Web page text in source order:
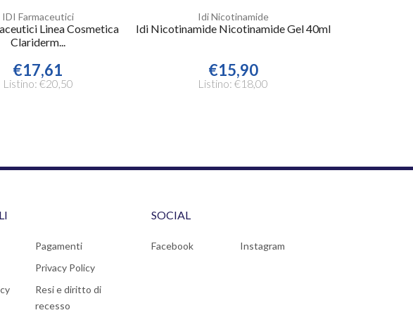
IDI Farmaceutici
Linea Cosmetica
Clariderm...
€17,61
Listino: €20,50
Idi Nicotinamide
Idi Nicotinamide Nicotinamide Gel 40ml
€15,90
Listino: €18,00
Pagamenti
Privacy Policy
Resi e diritto di
recesso
SOCIAL
Facebook Instagram